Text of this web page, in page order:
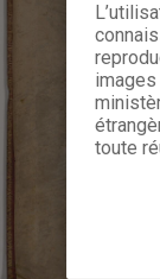
images
toute